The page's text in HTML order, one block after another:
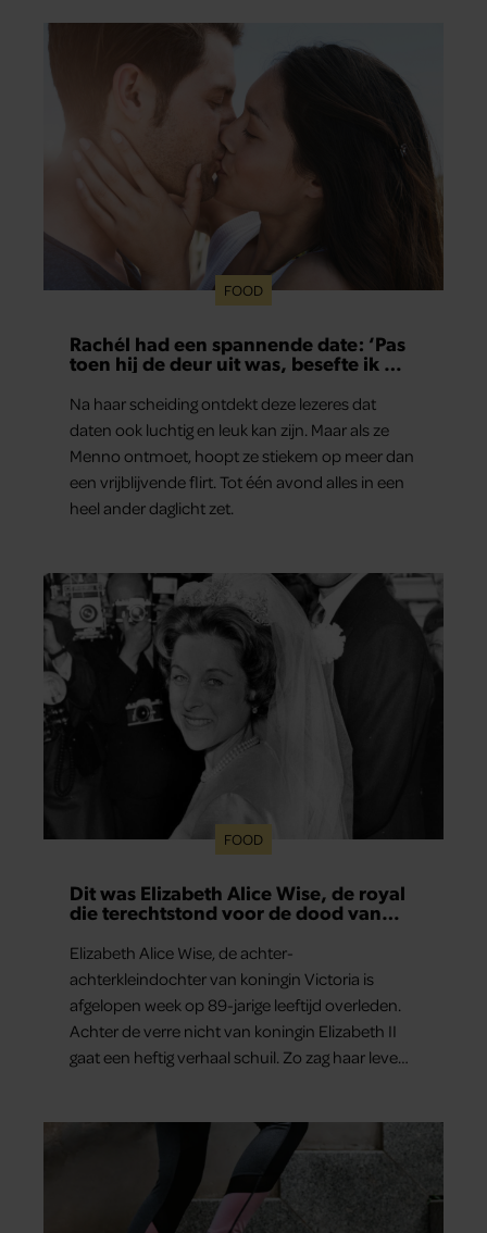
FOOD
Rachél had een spannende date: ‘Pas
toen hij de deur uit was, besefte ik wat
er echt was gebeurd’
Na haar scheiding ontdekt deze lezeres dat
daten ook luchtig en leuk kan zijn. Maar als ze
Menno ontmoet, hoopt ze stiekem op meer dan
een vrijblijvende flirt. Tot één avond alles in een
heel ander daglicht zet.
FOOD
Dit was Elizabeth Alice Wise, de royal
die terechtstond voor de dood van
Elizabeth Alice Wise, de achter-
achterkleindochter van koningin Victoria is
afgelopen week op 89-jarige leeftijd overleden.
Achter de verre nicht van koningin Elizabeth II
gaat een heftig verhaal schuil. Zo zag haar leven